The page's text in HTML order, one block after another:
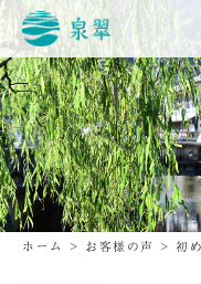
ホーム > お客様の声 > 初